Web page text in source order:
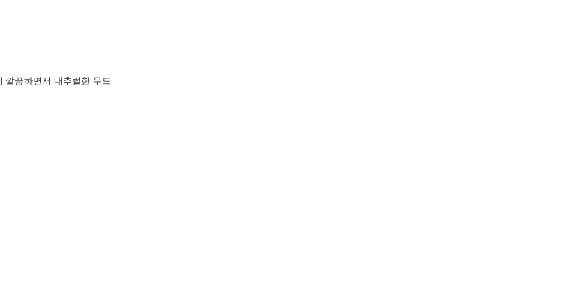
깔끔하면서 내추럴한 무드